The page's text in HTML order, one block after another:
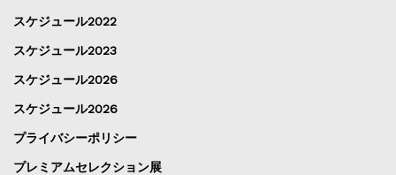
スケジュール2022
スケジュール2023
スケジュール2026
スケジュール2026
プライバシーポリシー
プレミアムセレクション展